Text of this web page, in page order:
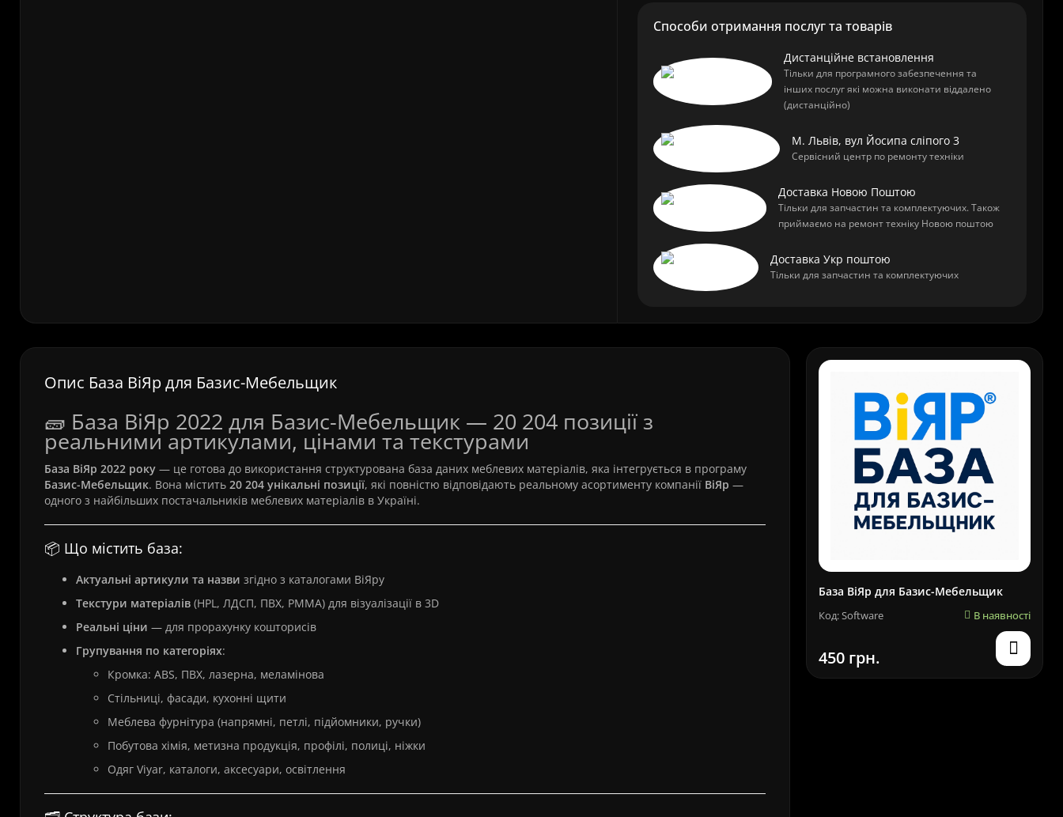
Способи отримання послуг та товарів
Дистанційне встановлення
Тільки для програмного забезпечення та
інших послуг які можна виконати віддалено
(дистанційно)
М. Львів, вул Йосипа сліпого 3
Сервісний центр по ремонту техніки
Доставка Новою Поштою
Тільки для запчастин та комплектуючих. Також
приймаємо на ремонт техніку Новою поштою
Доставка Укр поштою
Тільки для запчастин та комплектуючих
Опис База ВіЯр для Базис-Мебельщик
🧱 База ВіЯр 2022 для Базис-Мебельщик — 20 204 позиції з
реальними артикулами, цінами та текстурами
База ВіЯр 2022 року — це готова до використання структурована база даних меблевих матеріалів, яка інтегрується в програму
Базис-Мебельщик. Вона містить 20 204 унікальні позиції, які повністю відповідають реальному асортименту компанії ВіЯр —
одного з найбільших постачальників меблевих матеріалів в Україні.
📦 Що містить база:
Актуальні артикули та назви згідно з каталогами ВіЯру
Текстури матеріалів (HPL, ЛДСП, ПВХ, PMMA) для візуалізації в 3D
Реальні ціни — для прорахунку кошторисів
Групування по категоріях:
Кромка: ABS, ПВХ, лазерна, меламінова
Стільниці, фасади, кухонні щити
Меблева фурнітура (напрямні, петлі, підйомники, ручки)
Побутова хімія, метизна продукція, профілі, полиці, ніжки
Одяг Viyar, каталоги, аксесуари, освітлення
База ВіЯр для Базис-Мебельщик
Код: Software В наявності
450 грн.